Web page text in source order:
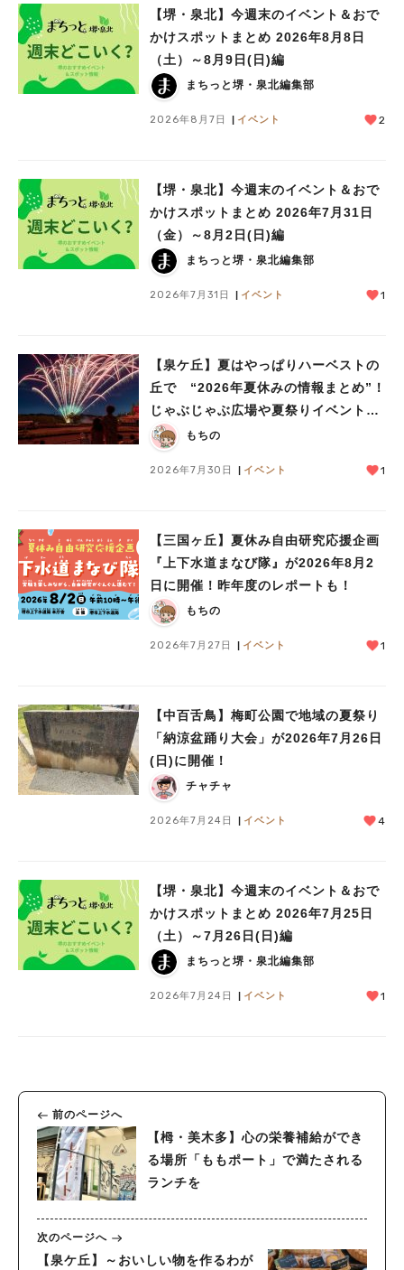
【堺・泉北】今週末のイベント＆おで
かけスポットまとめ 2026年8月8日
（土）～8月9日(日)編
まちっと堺・泉北編集部
2026年8月7日 イベント 2
【堺・泉北】今週末のイベント＆おで
かけスポットまとめ 2026年7月31日
（金）～8月2日(日)編
まちっと堺・泉北編集部
2026年7月31日 イベント 1
【泉ケ丘】夏はやっぱりハーベストの
丘で “2026年夏休みの情報まとめ”！
じゃぶじゃぶ広場や夏祭りイベントで
ミニ花火ショーも
もちの
2026年7月30日 イベント 1
【三国ヶ丘】夏休み自由研究応援企画
『上下水道まなび隊』が2026年8月2
日に開催！昨年度のレポートも！
もちの
2026年7月27日 イベント 1
【中百舌鳥】梅町公園で地域の夏祭り
「納涼盆踊り大会」が2026年7月26日
(日)に開催！
チャチャ
2026年7月24日 イベント 4
【堺・泉北】今週末のイベント＆おで
かけスポットまとめ 2026年7月25日
（土）～7月26日(日)編
まちっと堺・泉北編集部
2026年7月24日 イベント 1
前のページへ
【栂・美木多】心の栄養補給ができ
る場所「ももポート」で満たされる
ランチを
次のページへ
【泉ケ丘】～おいしい物を作るわが